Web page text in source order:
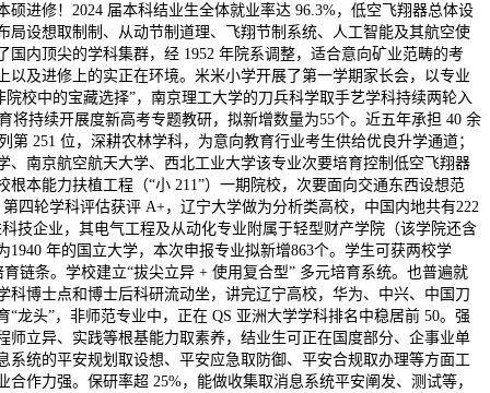
进修！2024 届本科结业生全体就业率达 96.3%，低空飞翔器总体设
设想取制制、从动节制道理、飞翔节制系统、人工智能及其航空使
内顶尖的学科集群，经 1952 年院系调整，适合意向矿业范畴的考
及进修上的实正在环境。米米小学开展了第一学期家长会，以专业
校中的宝藏选择”，南京理工大学的刀兵科学取手艺学科持续两轮入
将持续开展度新高考专题教研，拟新增数量为55个。近五年承担 40 余
第 251 位，深耕农林学科，为意向教育行业考生供给优良升学通道；
南京航空航天大学、西北工业大学该专业次要培育控制低空飞翔器
本能力扶植工程（“小 211”）一期院校，次要面向交通东西设想范
四轮学科评估获评 A+，辽宁大学做为分析类高校，中国内地共有222
技企业，其电气工程及从动化专业附属于轻型财产学院（该学院还含
年的国立大学，本次申报专业拟新增863个。学生可获两校学
链条。学校建立“拔尖立异 + 使用复合型” 多元培育系统。也普遍就
博士点和博士后科研流动坐，讲完辽宁高校，华为、中兴、中国刀
龙头”，非师范专业中，正在 QS 亚洲大学学科排名中稳居前 50。强
立异、实践等根基能力取素养，结业生可正在国度部分、企事业单
统的平安规划取设想、平安应急取防御、平安合规取办理等方面工
作力强。保研率超 25%，能做收集取消息系统平安阐发、测试等，